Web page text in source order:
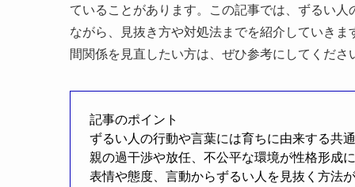
ていることがあります。この記事では、ずるい
ながら、見抜き方や対処法までを紹介していき
間関係を見直したい方は、ぜひ参考にしてくださ
記事のポイント
ずるい人の行動や言葉には育ちに由来する共
親の過干渉や放任、不公平な環境が性格形成
表情や態度、言動からずるい人を見抜く方法